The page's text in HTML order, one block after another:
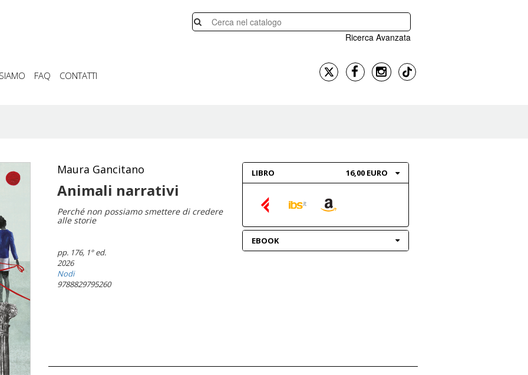
Ricerca Avanzata
FAQ CONTATTI
Maura Gancitano
Animali narrativi
Perché non possiamo smettere di credere
alle storie
pp. 176, 1° ed.
2026
Nodi
9788829795260
LIBRO 16,00 EURO
EBOOK